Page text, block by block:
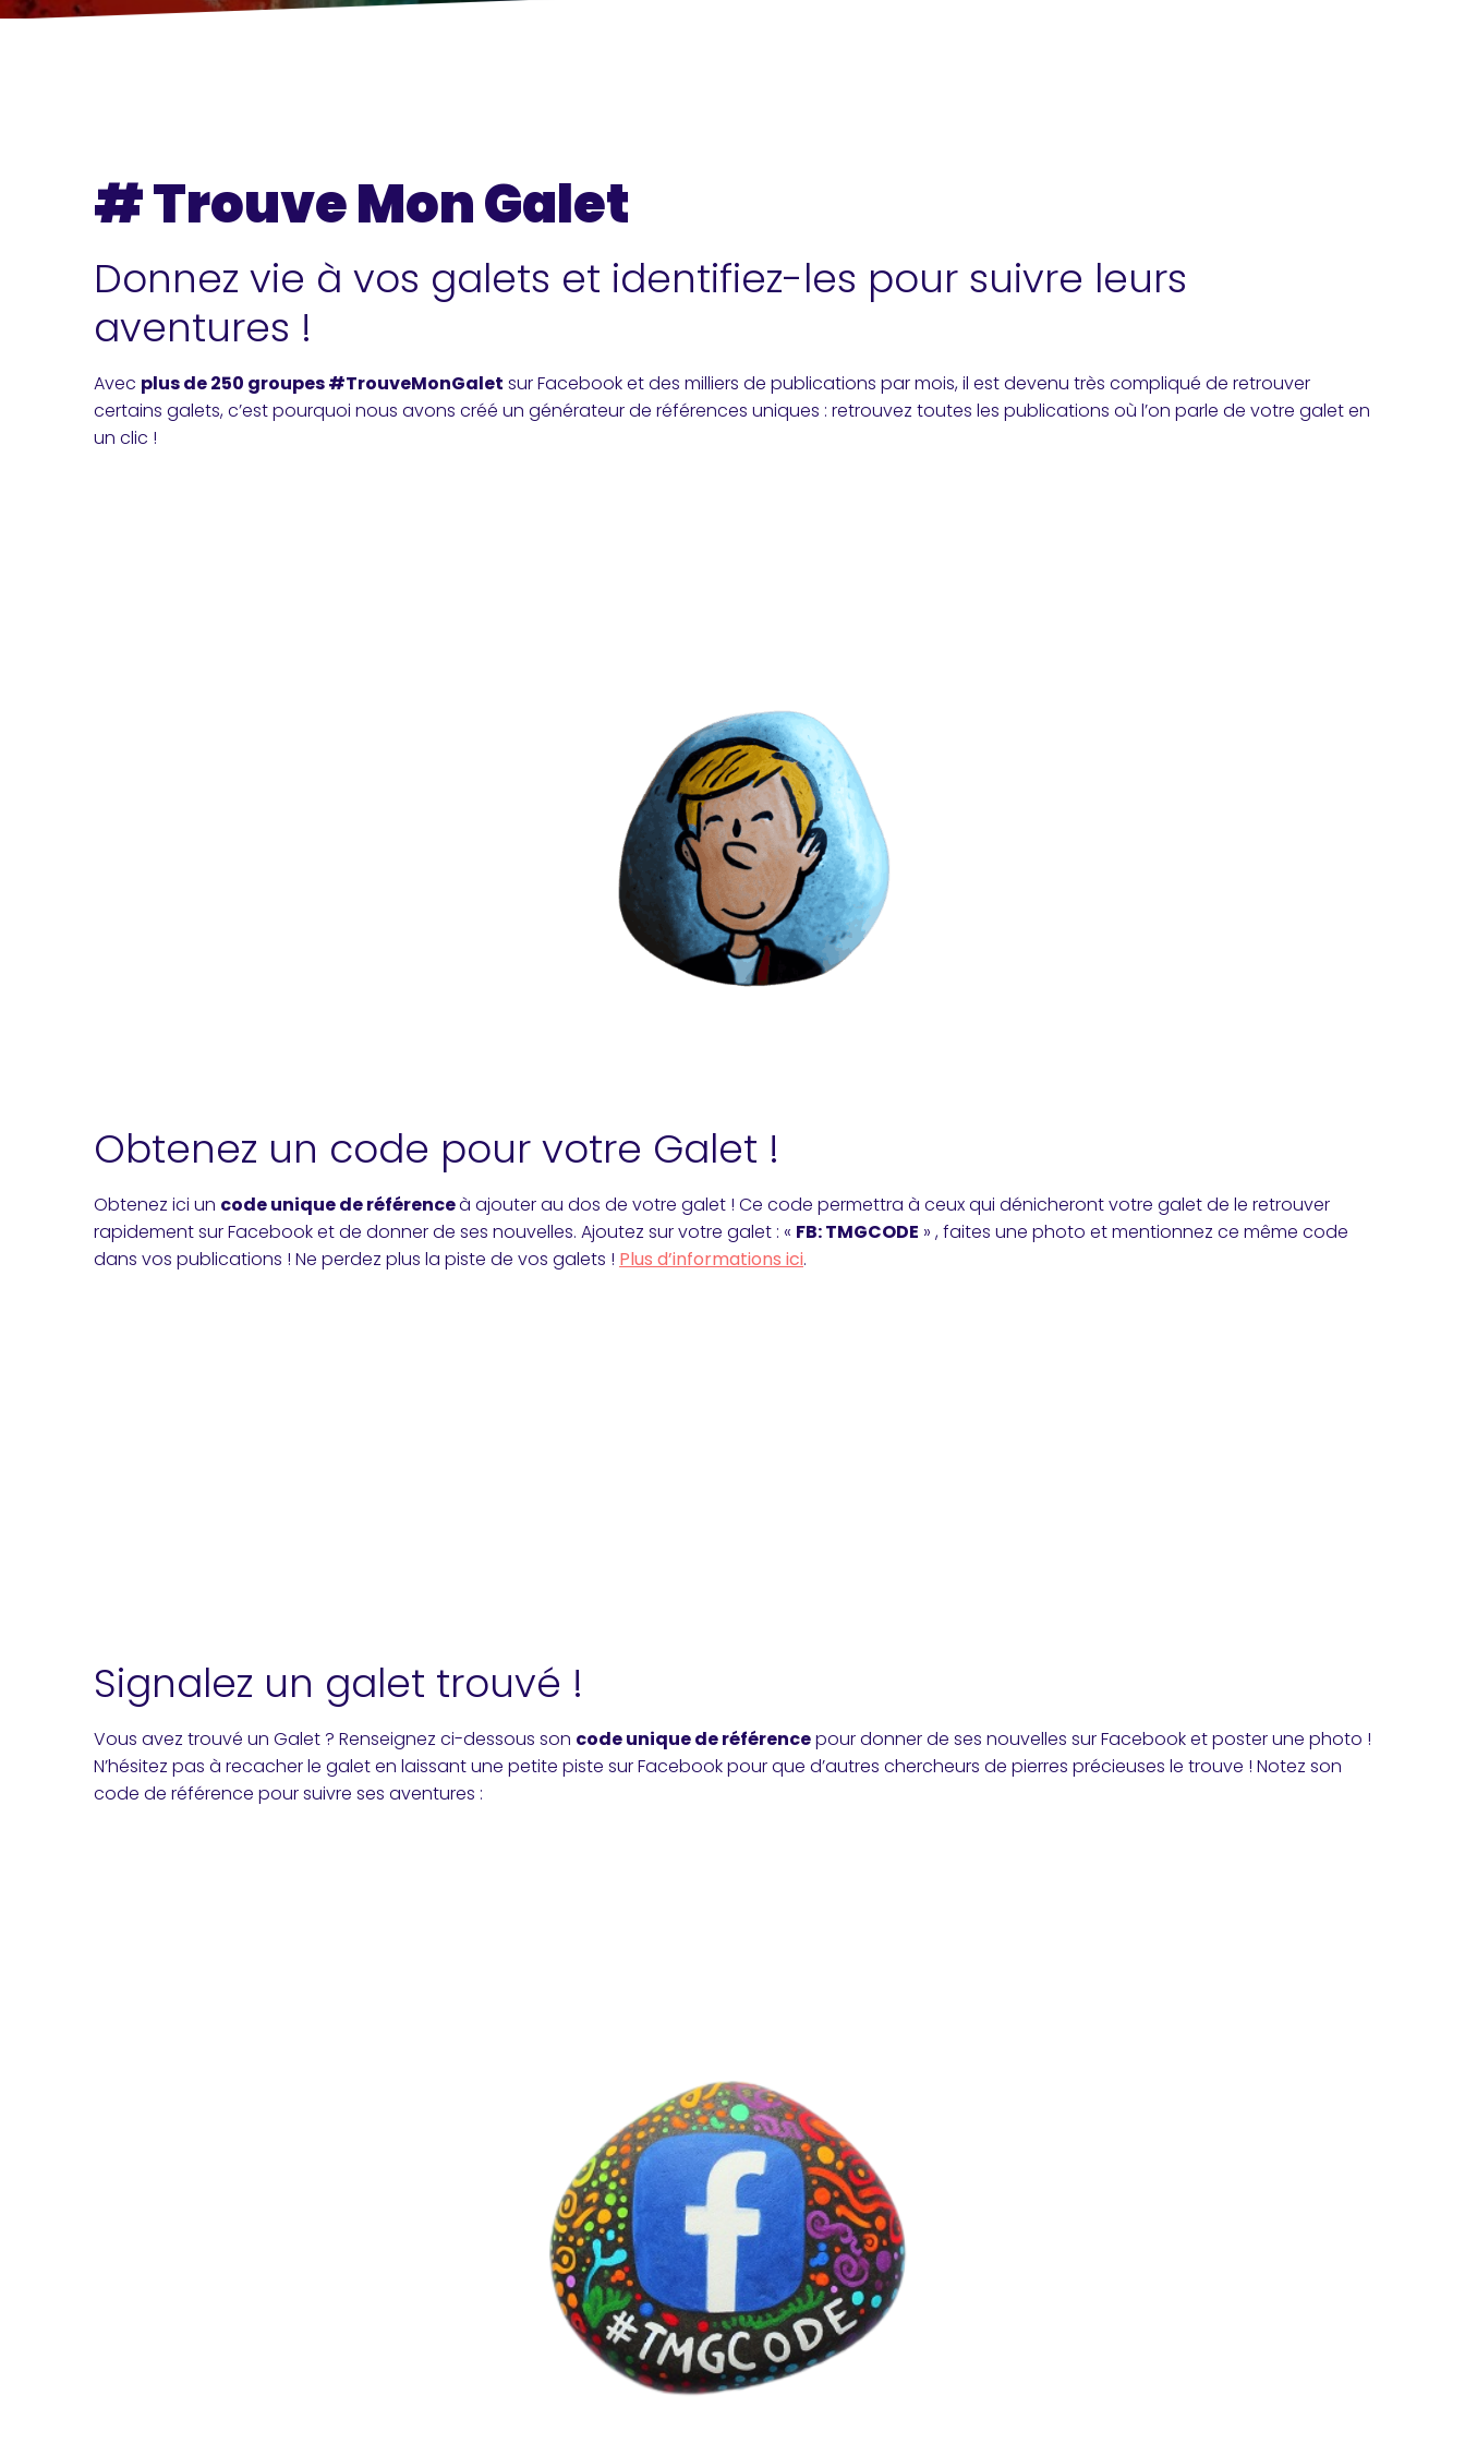
# Trouve Mon Galet
Donnez vie à vos galets et identifiez-les pour suivre leurs
aventures !
Avec plus de 250 groupes #TrouveMonGalet sur Facebook et des milliers de publications par mois, il est devenu très compliqué de retrouver
certains galets, c’est pourquoi nous avons créé un générateur de références uniques : retrouvez toutes les publications où l’on parle de votre galet en
un clic !
Obtenez un code pour votre Galet !
Obtenez ici un code unique de référenceà ajouter au dos de votre galet ! Ce code permettra à ceux qui dénicheront votre galet de le retrouver
rapidement sur Facebook et de donner de ses nouvelles. Ajoutez sur votre galet : « FB: TMGCODE » , faites une photo et mentionnez ce même code
dans vos publications ! Ne perdez plus la piste de vos galets ! Plus d’informations ici.
Signalez un galet trouvé !
Vous avez trouvé un Galet ? Renseignez ci-dessous son code unique de référencepour donner de ses nouvelles sur Facebook et poster une photo !
N’hésitez pas à recacher le galet en laissant une petite piste sur Facebook pour que d’autres chercheurs de pierres précieuses le trouve ! Notez son
code de référence pour suivre ses aventures :